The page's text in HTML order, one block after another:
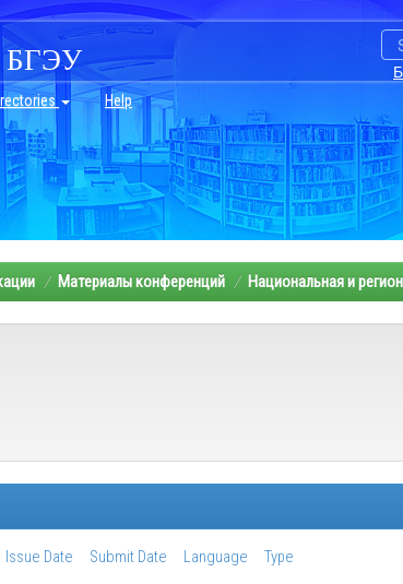
Help
Материалы конференций Национальная и
Issue Date Submit Date Language Type